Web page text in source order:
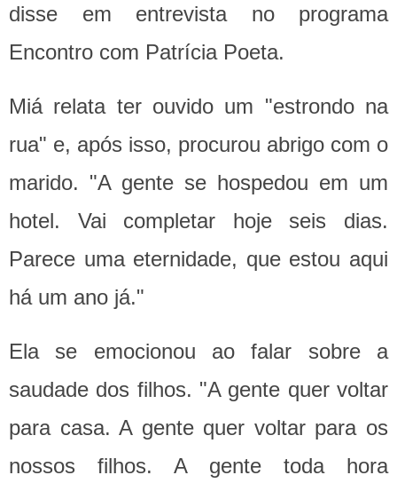
disse em entrevista no programa
Encontro com Patrícia Poeta.
Miá relata ter ouvido um "estrondo na
rua" e, após isso, procurou abrigo com o
marido. "A gente se hospedou em um
hotel. Vai completar hoje seis dias.
Parece uma eternidade, que estou aqui
há um ano já."
Ela se emocionou ao falar sobre a
saudade dos filhos. "A gente quer voltar
para casa. A gente quer voltar para os
nossos filhos. A gente toda hora